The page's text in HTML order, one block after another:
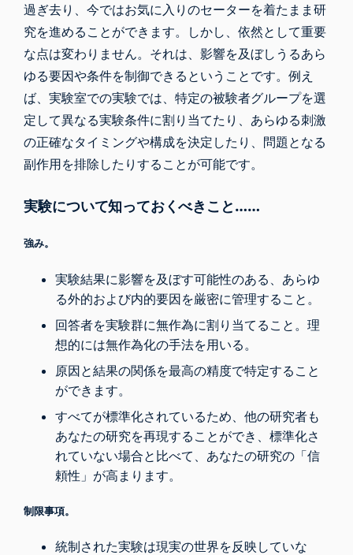
過ぎ去り、今ではお気に入りのセーターを着たまま研
究を進めることができます。しかし、依然として重要
な点は変わりません。それは、影響を及ぼしうるあら
ゆる要因や条件を制御できるということです。例え
ば、実験室での実験では、特定の被験者グループを選
定して異なる実験条件に割り当てたり、あらゆる刺激
の正確なタイミングや構成を決定したり、問題となる
副作用を排除したりすることが可能です。
実験について知っておくべきこと……
強み。
実験結果に影響を及ぼす可能性のある、あらゆ
る外的および内的要因を厳密に管理すること。
回答者を実験群に無作為に割り当てること。理
想的には無作為化の手法を用いる。
原因と結果の関係を最高の精度で特定すること
ができます。
すべてが標準化されているため、他の研究者も
あなたの研究を再現することができ、標準化さ
れていない場合と比べて、あなたの研究の「信
頼性」が高まります。
制限事項。
統制された実験は現実の世界を反映していな